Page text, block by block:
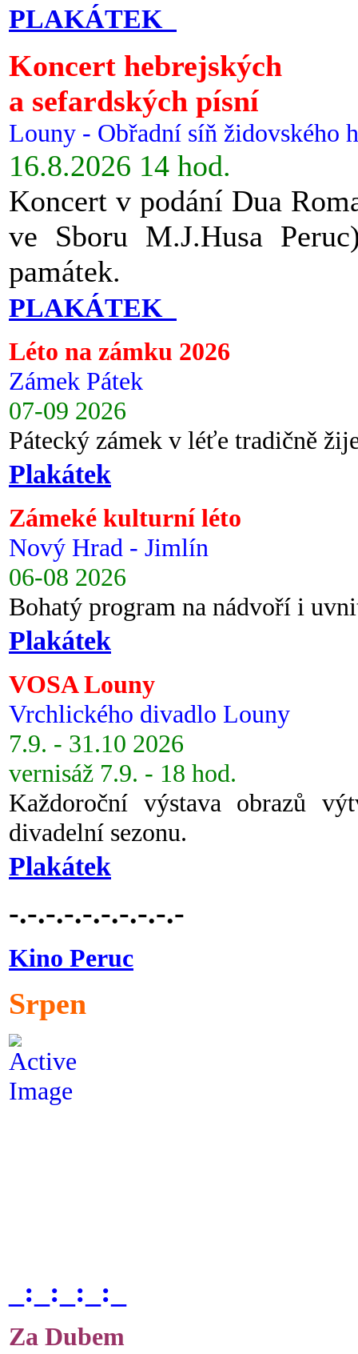
PLAKÁTEK
Koncert hebrejských
a sefardských písní
Louny - Obřadní síň židovského
16.8.2026 14 hod.
Koncert v podání Dua
ve Sboru M.J.Husa
památek.
PLAKÁTEK
Léto na zámku 2026
Zámek Pátek
07-09 2026
Pátecký zámek v léťe tradičně
Plakátek
Zámeké kulturní léto
Nový Hrad - Jimlín
06-08 2026
Bohatý program na nádvoří i
Plakátek
VOSA Louny
Vrchlického divadlo Louny
7.9. - 31.10 2026
vernisáž 7.9. - 18 hod.
Každoroční výstava obrazů
divadelní sezonu.
Plakátek
-.-.-.-.-.-.-.-.-.-
Kino Peruc
Srpen
_:_:_:_:_
Za Dubem